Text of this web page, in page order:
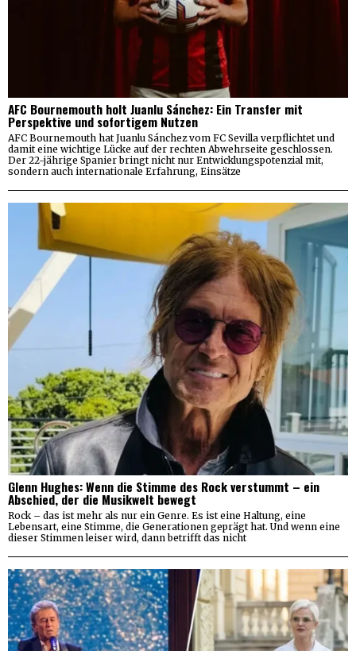
AFC Bournemouth holt Juanlu Sánchez: Ein Transfer mit
Perspektive und sofortigem Nutzen
AFC Bournemouth hat Juanlu Sánchez vom FC Sevilla verpflichtet und
damit eine wichtige Lücke auf der rechten Abwehrseite geschlossen.
Der 22-jährige Spanier bringt nicht nur Entwicklungspotenzial mit,
sondern auch internationale Erfahrung, Einsätze
Glenn Hughes: Wenn die Stimme des Rock verstummt – ein
Abschied, der die Musikwelt bewegt
Rock – das ist mehr als nur ein Genre. Es ist eine Haltung, eine
Lebensart, eine Stimme, die Generationen geprägt hat. Und wenn eine
dieser Stimmen leiser wird, dann betrifft das nicht